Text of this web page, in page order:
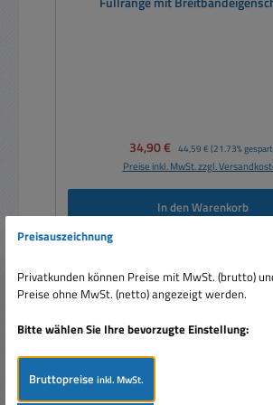
Verkaufspreis:
34,90 € Regulärer Preis:
44,59 € (21.73%
Preise inkl. MwSt. zzgl.
In den Warenkorb
Preisauszeichnung
Privatkunden können Preise mit MwSt. (brutto)
Preise ohne MwSt. (netto) angezeigt werden.
Bitte wählen Sie Ihre bevorzugte Einstellung:
Bruttopreiseinkl. MwSt.